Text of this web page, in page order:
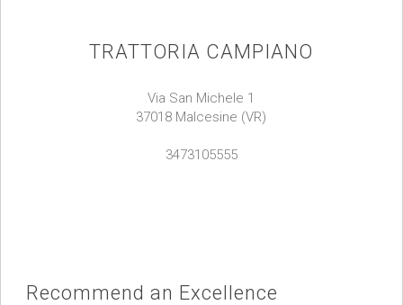
TRATTORIA CAMPIANO
Via San Michele 1
37018 Malcesine (VR)
3473105555
Recommend an Excellence